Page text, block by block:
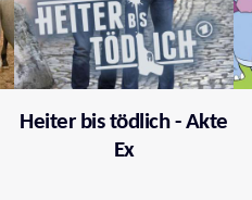
Heiter bis tödlich - Akte
Ex